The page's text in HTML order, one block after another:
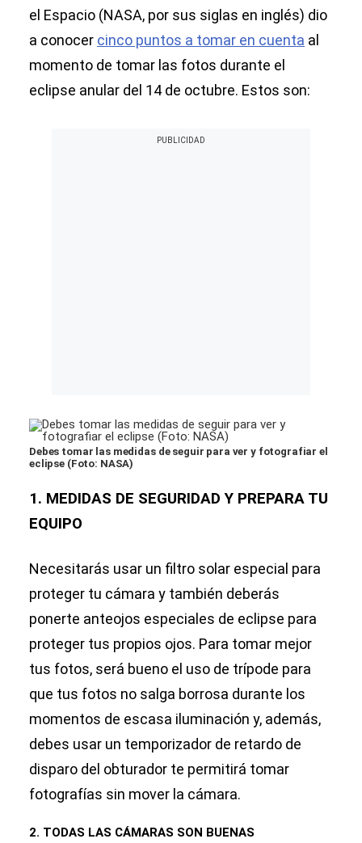
el Espacio (NASA, por sus siglas en inglés) dio
a conocer cinco puntos a tomar en cuenta al
momento de tomar las fotos durante el
eclipse anular del 14 de octubre. Estos son:
Debes tomar las medidas de seguir para ver y fotografiar el
eclipse (Foto: NASA)
1. MEDIDAS DE SEGURIDAD Y PREPARA TU
EQUIPO
Necesitarás usar un filtro solar especial para
proteger tu cámara y también deberás
ponerte anteojos especiales de eclipse para
proteger tus propios ojos. Para tomar mejor
tus fotos, será bueno el uso de trípode para
que tus fotos no salga borrosa durante los
momentos de escasa iluminación y, además,
debes usar un temporizador de retardo de
disparo del obturador te permitirá tomar
fotografías sin mover la cámara.
2. TODAS LAS CÁMARAS SON BUENAS